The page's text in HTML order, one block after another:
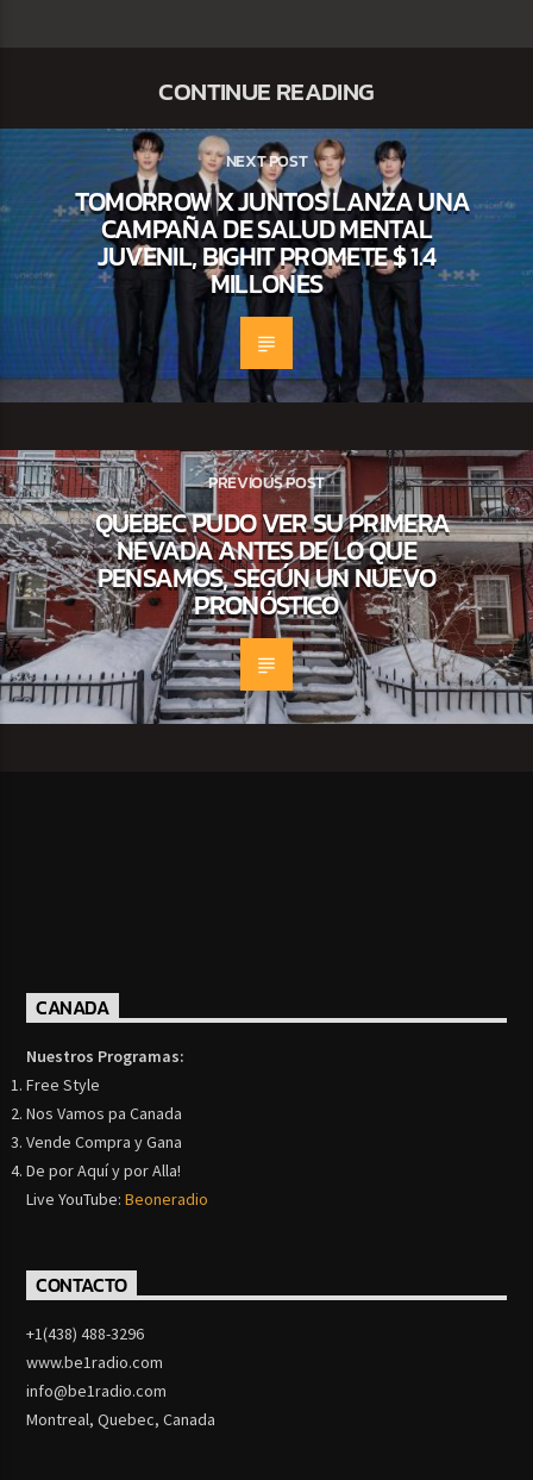
CONTINUE READING
NEXT POST
TOMORROW X JUNTOS LANZA UNA
CAMPAÑA DE SALUD MENTAL
JUVENIL, BIGHIT PROMETE $ 1.4
MILLONES
PREVIOUS POST
QUEBEC PUDO VER SU PRIMERA
NEVADA ANTES DE LO QUE
PENSAMOS, SEGÚN UN NUEVO
PRONÓSTICO
CANADA
Nuestros Programas:
Free Style
Nos Vamos pa Canada
Vende Compra y Gana
De por Aquí y por Alla!
Live YouTube:Beoneradio
CONTACTO
+1(438) 488-3296
www.be1radio.com
info@be1radio.com
Montreal, Quebec, Canada